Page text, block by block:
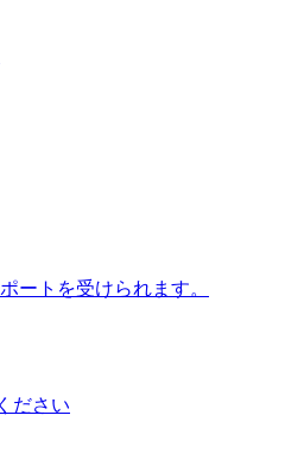
ートを受けられます。
ださい